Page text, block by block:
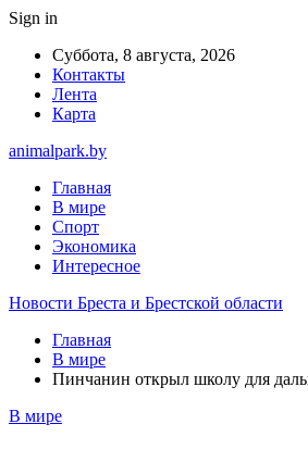
Sign in
Суббота, 8 августа, 2026
Контакты
Лента
Карта
animalpark.by
Главная
В мире
Спорт
Экономика
Интересное
Новости Бреста и Брестской области
Главная
В мире
Пинчанин открыл школу для
В мире